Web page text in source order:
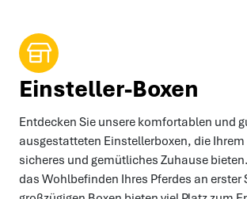
Einsteller-Boxen